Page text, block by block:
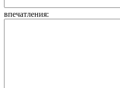
впечатления: